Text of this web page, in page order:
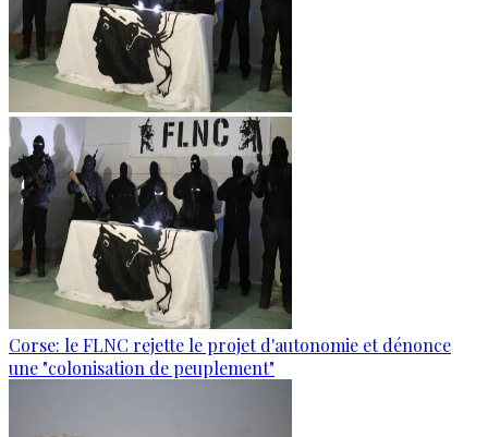
Corse: le FLNC rejette le projet d'autonomie et dénonce
une "colonisation de peuplement"